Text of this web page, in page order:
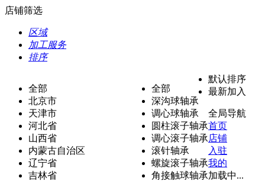
店铺筛选
区域
加工服务
排序
全部
北京市
天津市
河北省
山西省
内蒙古自治区
辽宁省
吉林省
全部
深沟球轴承
调心球轴承
圆柱滚子轴承
调心滚子轴承
滚针轴承
螺旋滚子轴承
角接触球轴承
默认排序
最新加入
全局导航
首页
店铺
入驻
我的
加载中...